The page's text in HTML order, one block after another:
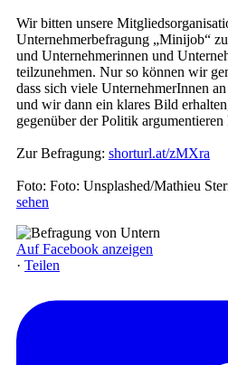
Wir bitten unsere
Unternehmerbefragung „Minijob“
und Unternehmerinnen und
teilzunehmen. Nur so können wir
dass sich viele UnternehmerInnen
und wir dann ein klares Bild
gegenüber der Politik argumentieren
Zur Befragung: shorturl.at/zMXra
Foto: Foto: Unsplashed/Mathieu
sehen
Auf Facebook anzeigen
· Teilen